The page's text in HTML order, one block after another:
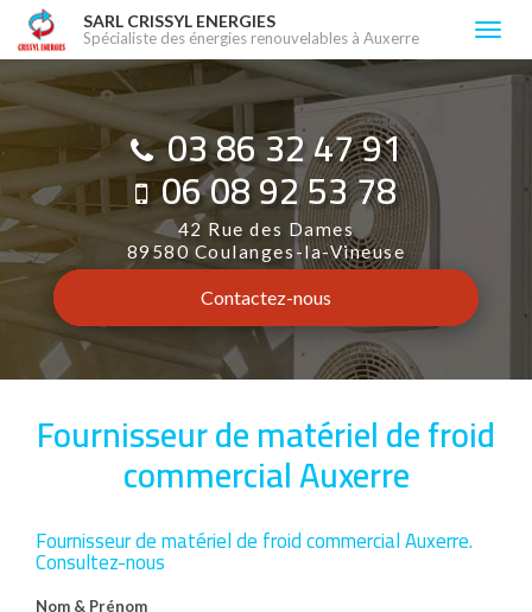
Aller
au
contenu
principal
SARL CRISSYL ENERGIES
Spécialiste des énergies renouvelables à Auxerre
03 86 32 47 91
06 08 92 53 78
42 Rue des Dames
89580 Coulanges-la-Vineuse
Contactez-nous
Fournisseur de matériel de froid
commercial Auxerre
Fournisseur de matériel de froid commercial Auxerre.
Consultez-nous
Nom & Prénom